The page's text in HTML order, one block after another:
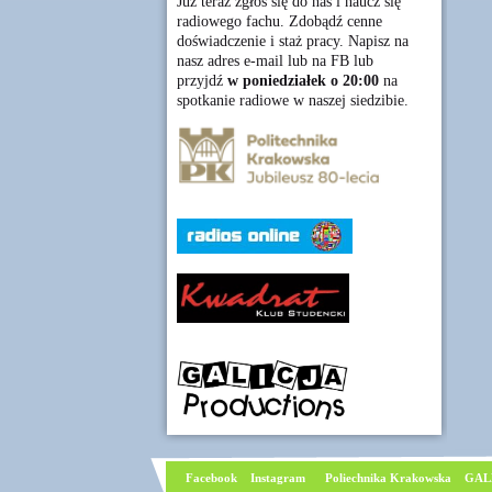
radiowego fachu. Zdobądź cenne
doświadczenie i staż pracy. Napisz na
nasz adres e-mail lub na FB lub
przyjdź w poniedziałek o 20:00na
spotkanie radiowe w naszej siedzibie.
Facebook Instagram Poliechnika Krakowska